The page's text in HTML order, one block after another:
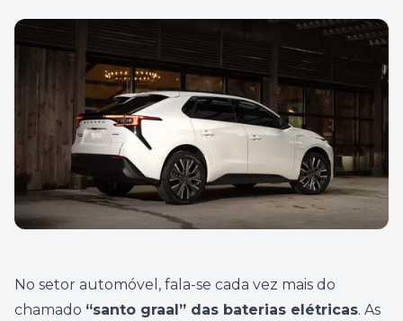
No setor automóvel, fala-se cada vez mais do
chamado “santo graal” das baterias elétricas. As